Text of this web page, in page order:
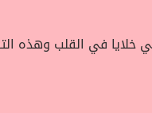
في القلب وهذه